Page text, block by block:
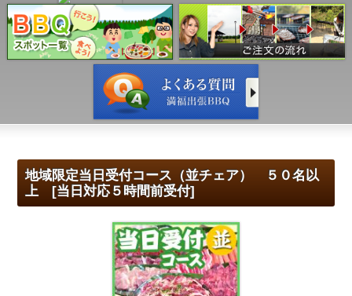
地域限定当日受付コース（並チェア） ５０名以
上 [当日対応５時間前受付]